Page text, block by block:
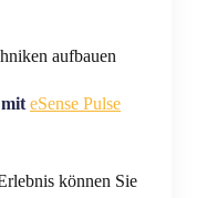
aufbauen
eSense Pulse
können Sie